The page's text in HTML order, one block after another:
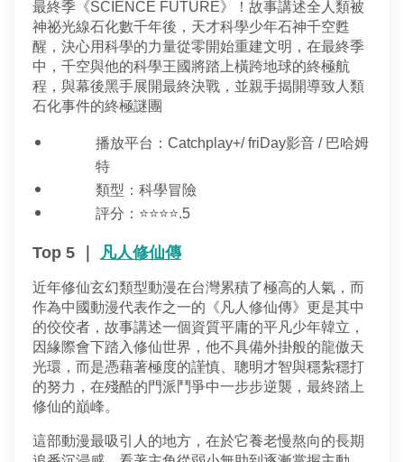
最終季《SCIENCE FUTURE》！故事講述全人類被
神祕光線石化數千年後，天才科學少年石神千空甦
醒，決心用科學的力量從零開始重建文明，在最終季
中，千空與他的科學王國將踏上橫跨地球的終極航
程，與幕後黑手展開最終決戰，並親手揭開導致人類
石化事件的終極謎團
播放平台：Catchplay+/ friDay影音 / 巴哈姆
特
類型：科學冒險
評分：⭐⭐⭐⭐.5
Top 5 ｜ 凡人修仙傳
近年修仙玄幻類型動漫在台灣累積了極高的人氣，而
作為中國動漫代表作之一的《凡人修仙傳》更是其中
的佼佼者，故事講述一個資質平庸的平凡少年韓立，
因緣際會下踏入修仙世界，他不具備外掛般的龍傲天
光環，而是憑藉著極度的謹慎、聰明才智與穩紮穩打
的努力，在殘酷的門派鬥爭中一步步逆襲，最終踏上
修仙的巔峰。
這部動漫最吸引人的地方，在於它養老慢熬向的長期